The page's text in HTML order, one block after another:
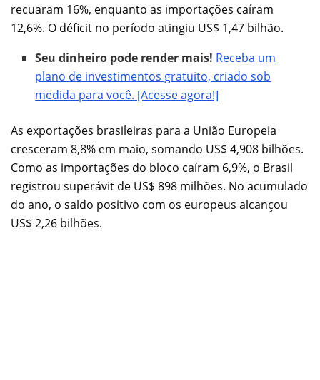
recuaram 16%, enquanto as importações caíram
12,6%. O déficit no período atingiu US$ 1,47 bilhão.
Seu dinheiro pode render mais! Receba um
plano de investimentos gratuito, criado sob
medida para você. [Acesse agora!]
As exportações brasileiras para a União Europeia
cresceram 8,8% em maio, somando US$ 4,908 bilhões.
Como as importações do bloco caíram 6,9%, o Brasil
registrou superávit de US$ 898 milhões. No acumulado
do ano, o saldo positivo com os europeus alcançou
US$ 2,26 bilhões.